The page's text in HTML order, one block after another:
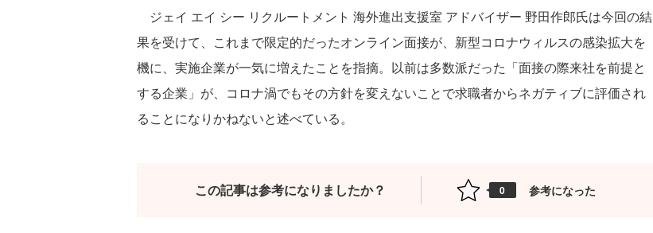
ジェイ エイ シー リクルートメント 海外進出支援室 アドバイザー 野田作郎氏は今回の結
果を受けて、これまで限定的だったオンライン面接が、新型コロナウィルスの感染拡大を
機に、実施企業が一気に増えたことを指摘。以前は多数派だった「面接の際来社を前提と
する企業」が、コロナ渦でもその方針を変えないことで求職者からネガティブに評価され
ることになりかねないと述べている。
この記事は参考になりましたか？ 0 参考になった